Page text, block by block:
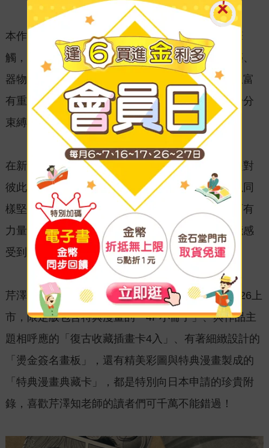
本作以壯闊的歷史幻想為舞台，加上極致細膩的筆
觸，營造出令人震撼的世界觀。人物、服飾、建築、
器物等細節皆被刻畫得彷彿有生命般，呈現濃厚且富
有重量的視覺魅力。大和與司季之間跨越時間與身分
束縛的深情，也在這些細節鋪陳下顯得格外動人。
在新收錄的短篇中，兩人的情感更進一步。不論是對
彼此、對未來，或是對身負重任的國家，他們都以同
樣堅定的心意許下守護的承諾。情感深沉、溫柔而有
力量，讓整部作品的情緒更加完整，也讓讀者更能感
受到他們之間無可取代的羈絆。
芹澤知老師的《祕婿 新裝版》首刷限定版已於11/26上
市，限定版包含特典漫畫的「4P小冊子」、與作品主
題相呼應的「復古收藏插畫卡4入」、有著細緻設計的
「燙金簽名畫板」，還有精美彩圖與特典漫畫製成的
「特典漫畫典藏卡」，都是特別向日本申請的珍貴附
錄，喜歡芹澤知老師的讀者們可千萬不能錯過！